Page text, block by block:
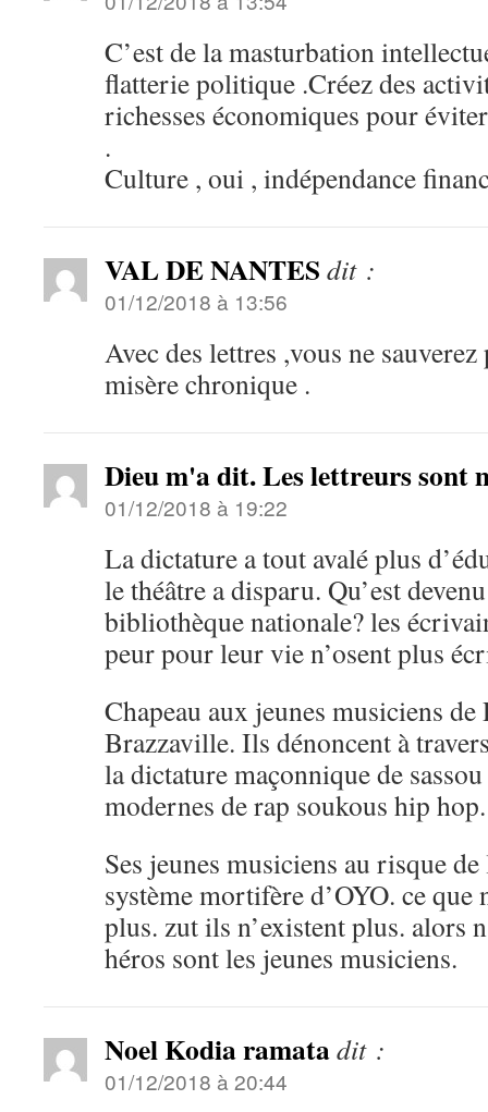
C’est de la masturbation
flatterie politique .Créez des
richesses économiques pour
.
Culture , oui , indépendance
VAL DE NANTES dit :
01/12/2018 à 13:56
Avec des lettres ,vous ne sauverez
misère chronique .
Dieu m'a dit. Les lettreurs sont
01/12/2018 à 19:22
La dictature a tout avalé plus
le théâtre a disparu. Qu’est
bibliothèque nationale? les
peur pour leur vie n’osent plus
Chapeau aux jeunes musiciens
Brazzaville. Ils dénoncent à
la dictature maçonnique de
modernes de rap soukous hip hop.
Ses jeunes musiciens au risque
système mortifère d’OYO. ce
plus. zut ils n’existent plus. alors
héros sont les jeunes musiciens.
Noel Kodia ramatadit :
01/12/2018 à 20:44